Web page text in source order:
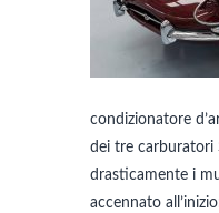
condizionatore
dei tre carburatori
drasticamente i
accennato